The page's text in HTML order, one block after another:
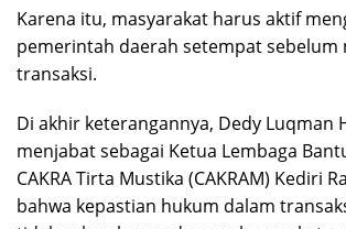
Karena itu, masyarakat harus aktif
pemerintah daerah setempat sebelum
transaksi.
Di akhir keterangannya, Dedy Luqman
menjabat sebagai Ketua Lembaga
CAKRA Tirta Mustika (CAKRAM) Kediri
bahwa kepastian hukum dalam